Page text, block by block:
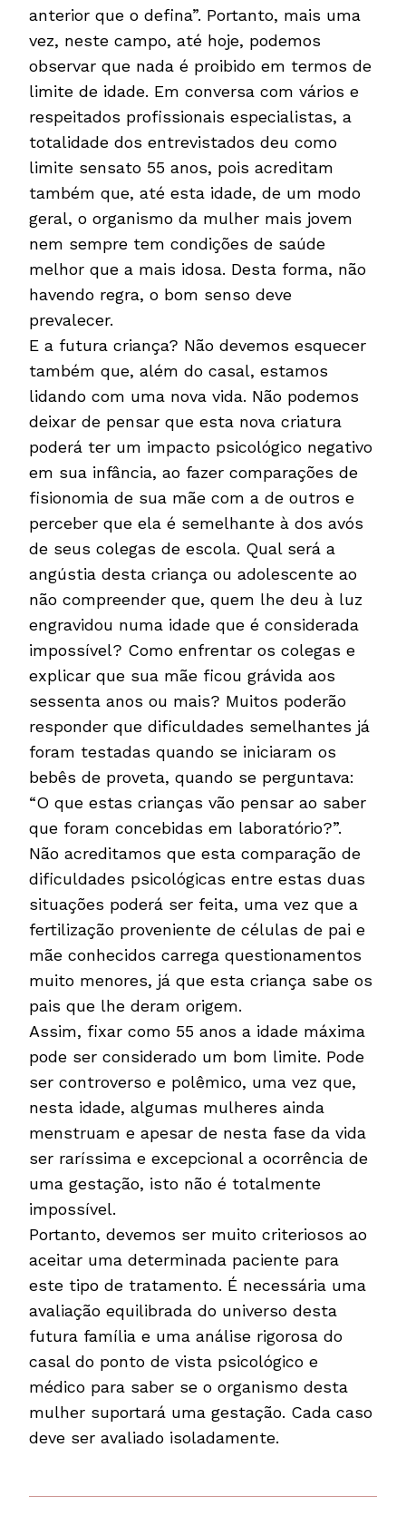
anterior que o defina”. Portanto, mais uma
vez, neste campo, até hoje, podemos
observar que nada é proibido em termos de
limite de idade. Em conversa com vários e
respeitados profissionais especialistas, a
totalidade dos entrevistados deu como
limite sensato 55 anos, pois acreditam
também que, até esta idade, de um modo
geral, o organismo da mulher mais jovem
nem sempre tem condições de saúde
melhor que a mais idosa. Desta forma, não
havendo regra, o bom senso deve
prevalecer.
E a futura criança? Não devemos esquecer
também que, além do casal, estamos
lidando com uma nova vida. Não podemos
deixar de pensar que esta nova criatura
poderá ter um impacto psicológico negativo
em sua infância, ao fazer comparações de
fisionomia de sua mãe com a de outros e
perceber que ela é semelhante à dos avós
de seus colegas de escola. Qual será a
angústia desta criança ou adolescente ao
não compreender que, quem lhe deu à luz
engravidou numa idade que é considerada
impossível? Como enfrentar os colegas e
explicar que sua mãe ficou grávida aos
sessenta anos ou mais? Muitos poderão
responder que dificuldades semelhantes já
foram testadas quando se iniciaram os
bebês de proveta, quando se perguntava:
“O que estas crianças vão pensar ao saber
que foram concebidas em laboratório?”.
Não acreditamos que esta comparação de
dificuldades psicológicas entre estas duas
situações poderá ser feita, uma vez que a
fertilização proveniente de células de pai e
mãe conhecidos carrega questionamentos
muito menores, já que esta criança sabe os
pais que lhe deram origem.
Assim, fixar como 55 anos a idade máxima
pode ser considerado um bom limite. Pode
ser controverso e polêmico, uma vez que,
nesta idade, algumas mulheres ainda
menstruam e apesar de nesta fase da vida
ser raríssima e excepcional a ocorrência de
uma gestação, isto não é totalmente
impossível.
Portanto, devemos ser muito criteriosos ao
aceitar uma determinada paciente para
este tipo de tratamento. É necessária uma
avaliação equilibrada do universo desta
futura família e uma análise rigorosa do
casal do ponto de vista psicológico e
médico para saber se o organismo desta
mulher suportará uma gestação. Cada caso
deve ser avaliado isoladamente.